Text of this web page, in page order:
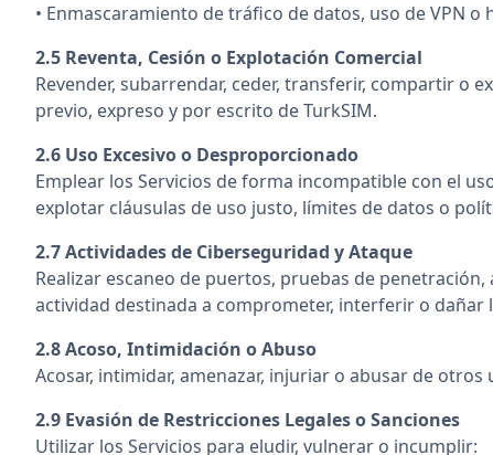
• Enmascaramiento de tráfico de datos, uso de VPN
2.5 Reventa, Cesión o Explotación Comercial
Revender, subarrendar, ceder, transferir, compartir o
previo, expreso y por escrito de TurkSIM.
2.6 Uso Excesivo o Desproporcionado
Emplear los Servicios de forma incompatible con el
explotar cláusulas de uso justo, límites de datos o
2.7 Actividades de Ciberseguridad y Ataque
Realizar escaneo de puertos, pruebas de
actividad destinada a comprometer, interferir o
2.8 Acoso, Intimidación o Abuso
Acosar, intimidar, amenazar, injuriar o abusar de
2.9 Evasión de Restricciones Legales o Sanciones
Utilizar los Servicios para eludir, vulnerar o incumplir: